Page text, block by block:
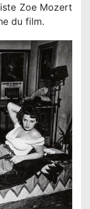
Zoe Mozert
du film.